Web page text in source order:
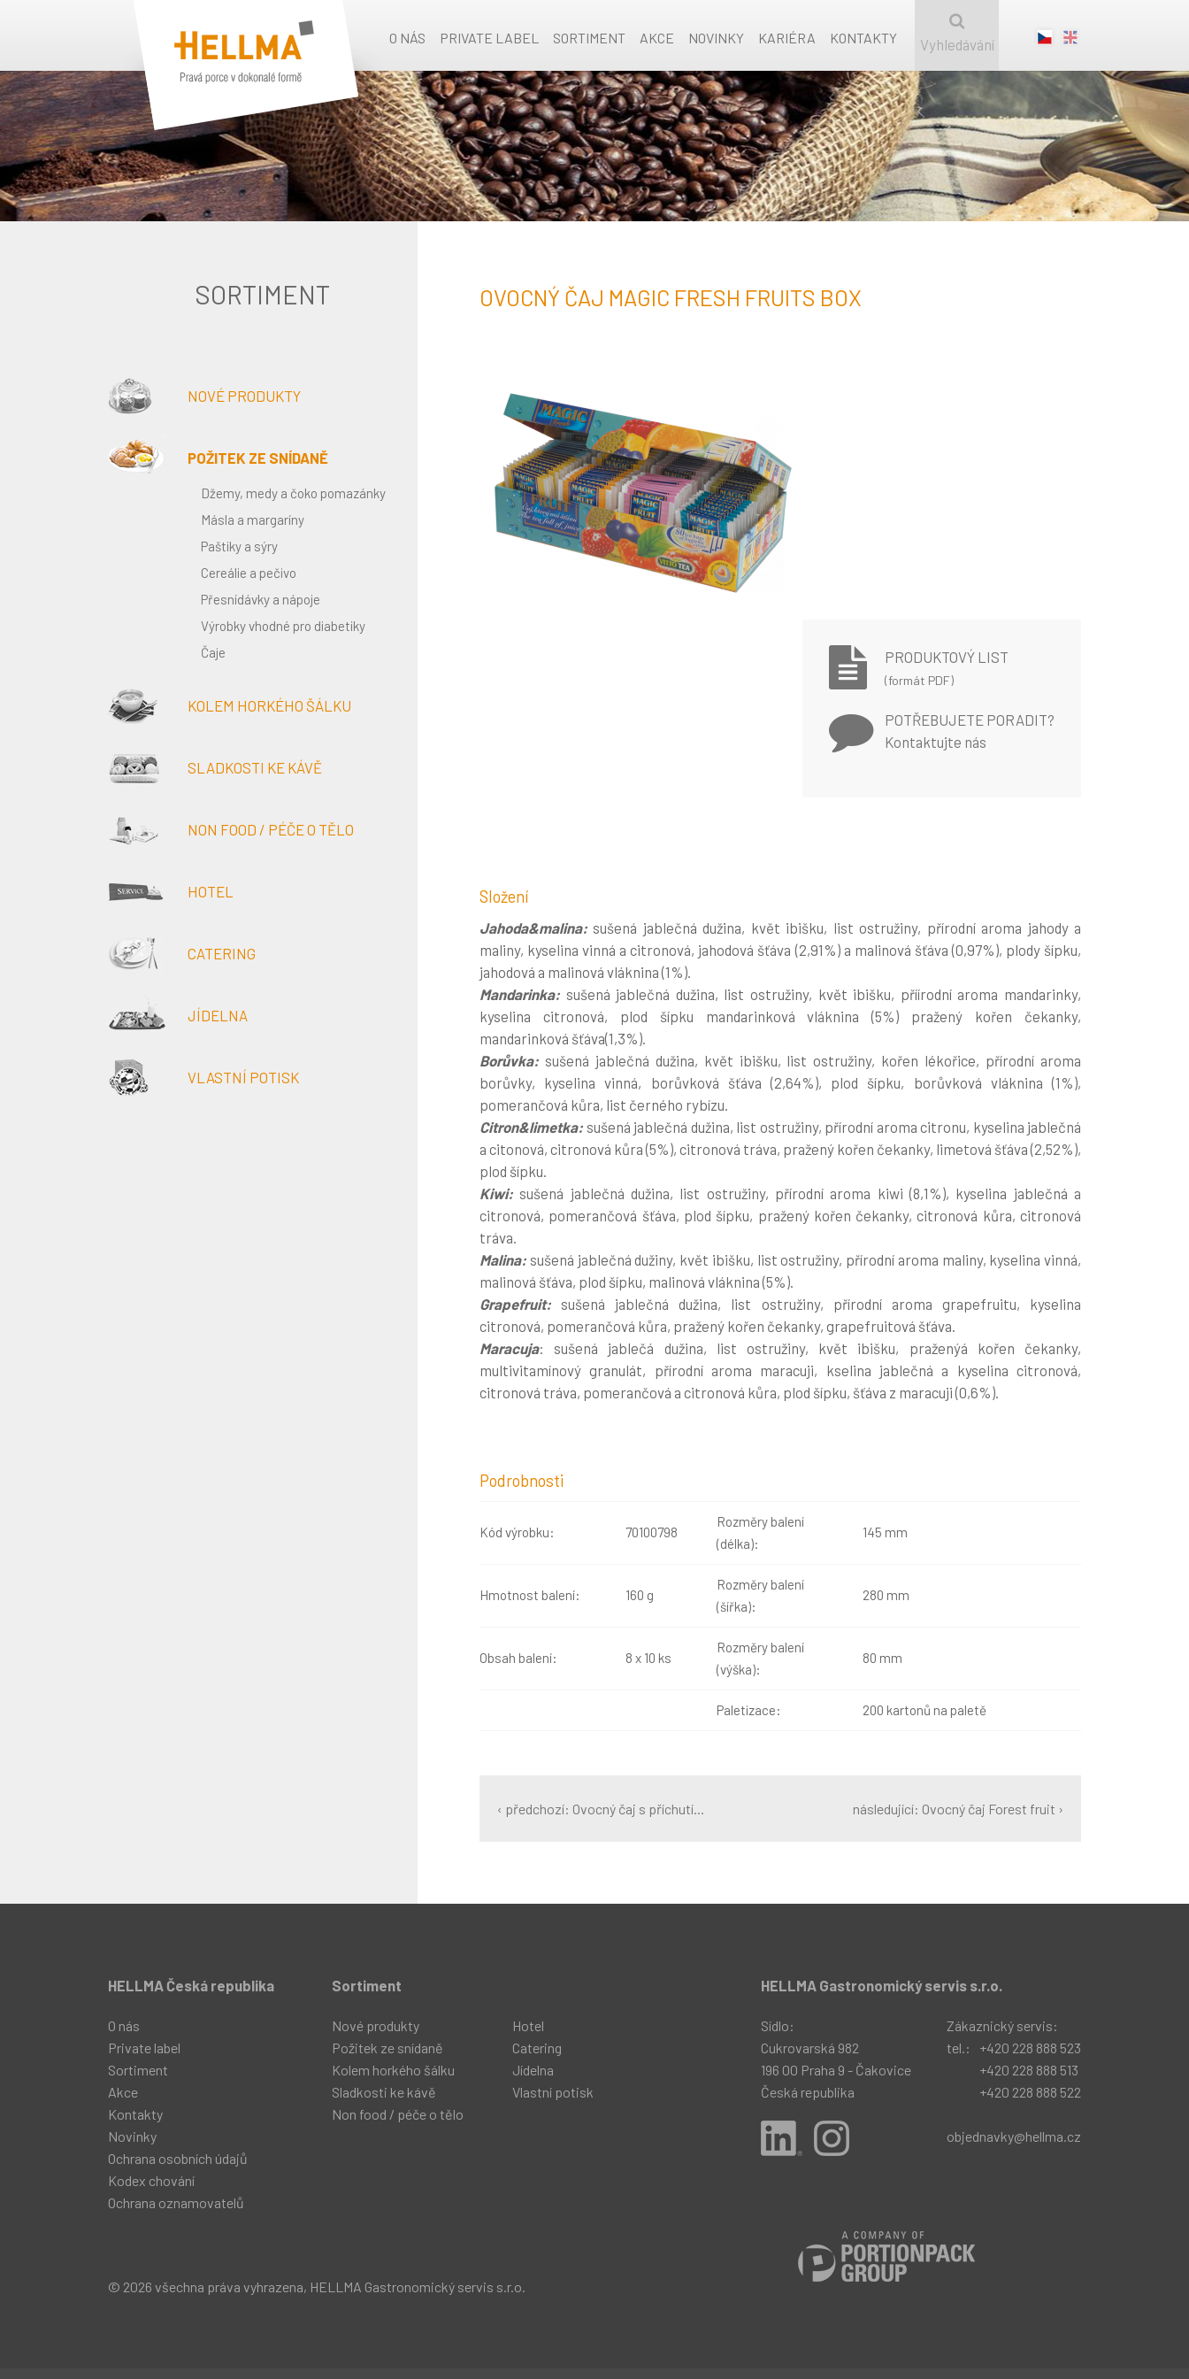
O NÁS PRIVATE LABEL SORTIMENT AKCE NOVINKY KARIÉRA KONTAKTY Vyhledávání
SORTIMENT OVOCNÝ ČAJ MAGIC FRESH FRUITS BOX
NOVÉ PRODUKTY
POŽITEK ZE SNÍDANĚ
Džemy, medy a čoko pomazánky
Másla a margaríny
Paštiky a sýry
Cereálie a pečivo
Přesnídávky a nápoje
Výrobky vhodné pro diabetiky
Čaje
KOLEM HORKÉHO ŠÁLKU
SLADKOSTI KE KÁVĚ
NON FOOD / PÉČE O TĚLO
HOTEL
CATERING
JÍDELNA
VLASTNÍ POTISK
PRODUKTOVÝ LIST
(formát PDF)
POTŘEBUJETE PORADIT?
Kontaktujte nás
Složení
Jahoda&malina: sušená jablečná dužina, květ ibišku, list ostružiny, přírodní aroma jahody a
maliny, kyselina vinná a citronová, jahodová šťáva (2,91%) a malinová šťáva (0,97%), plody šípku,
jahodová a malinová vláknina (1%).
Mandarinka: sušená jablečná dužina, list ostružiny, květ ibišku, příírodní aroma mandarinky,
kyselina citronová, plod šípku mandarinková vláknina (5%) pražený kořen čekanky,
mandarinková šťáva(1,3%).
Borůvka: sušená jablečná dužina, květ ibišku, list ostružiny, kořen lékořice, přírodní aroma
borůvky, kyselina vinná, borůvková šťáva (2,64%), plod šípku, borůvková vláknina (1%),
pomerančová kůra, list černého rybízu.
Citron&limetka: sušená jablečná dužina, list ostružiny, přírodní aroma citronu, kyselina jablečná
a citonová, citronová kůra (5%), citronová tráva, pražený kořen čekanky, limetová šťáva (2,52%),
plod šípku.
Kiwi: sušená jablečná dužina, list ostružiny, přírodní aroma kiwi (8,1%), kyselina jablečná a
citronová, pomerančová šťáva, plod šípku, pražený kořen čekanky, citronová kůra, citronová
tráva.
Malina: sušená jablečná dužiny, květ ibišku, list ostružiny, přírodní aroma maliny, kyselina vinná,
malinová šťáva, plod šípku, malinová vláknina (5%).
Grapefruit: sušená jablečná dužina, list ostružiny, přírodní aroma grapefruitu, kyselina
citronová, pomerančová kůra, pražený kořen čekanky, grapefruitová šťáva.
Maracuja: sušená jablečá dužina, list ostružiny, květ ibišku, praženýá kořen čekanky,
multivitamínový granulát, přírodní aroma maracuji, kselina jablečná a kyselina citronová,
citronová tráva, pomerančová a citronová kůra, plod šípku, šťáva z maracuji (0,6%).
Podrobnosti
Kód výrobku: 70100798
Rozměry balení
(délka):
145 mm
Hmotnost balení: 160 g
Rozměry balení
(šířka):
280 mm
Obsah balení: 8 x 10 ks
Rozměry balení
(výška):
80 mm
Paletizace: 200 kartonů na paletě
‹ předchozí: Ovocný čaj s příchutí... následující: Ovocný čaj Forest fruit ›
HELLMA Česká republika
O nás
Private label
Sortiment
Akce
Kontakty
Novinky
Ochrana osobních údajů
Kodex chování
Ochrana oznamovatelů
Sortiment
Nové produkty
Požitek ze snídaně
Kolem horkého šálku
Sladkosti ke kávě
Non food / péče o tělo
Hotel
Catering
Jídelna
Vlastní potisk
HELLMA Gastronomický servis s.r.o.
Sídlo:
Cukrovarská 982
196 00 Praha 9 - Čakovice
Česká republika
Zákaznický servis:
tel.:
+420 228 888 523
+420 228 888 513
+420 228 888 522
objednavky@hellma.cz
© 2026 všechna práva vyhrazena, HELLMA Gastronomický servis s.r.o.